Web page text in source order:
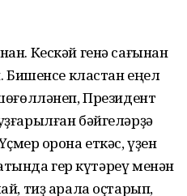
Кескәй генә сағынан
Бишенсе кластан еңел
Президент
бәйгеләрҙә
ҡорона еткәс, үҙен
гер күтәреү менән
тиҙ арала оҫтарып,